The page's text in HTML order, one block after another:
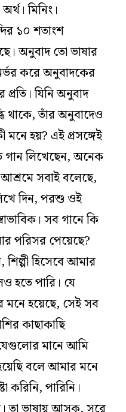
মিনিং।
১০ শতাংশ
অনুবাদ তো ভাষার
করে অনুবাদকের
যিনি অনুবাদ
থাকে, তাঁর অনুবাদেও
মনে হয়? এই প্রসঙ্গেই
গান লিখেছেন, অনেক
সবাই বলেছে,
দিন, পরশু ওই
সব গানে কি
পরিসর পেয়েছে?
হিসেবে আমার
হতে পারি। যে
হয়েছে, সেই সব
কাছাকাছি
মানে আমি
বলে আমার মনে
করিনি, পারিনি।